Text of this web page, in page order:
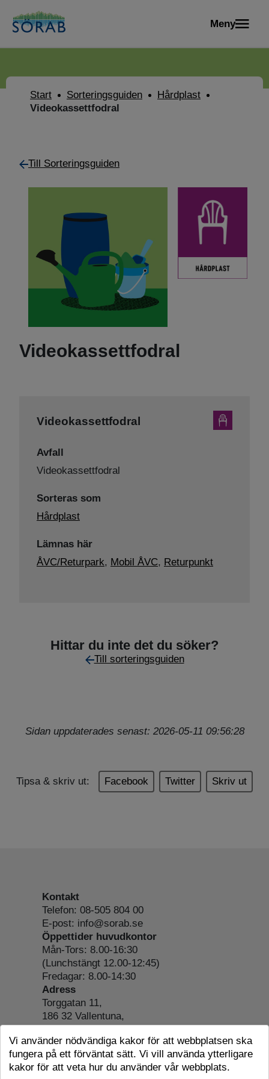
Meny
Start Sorteringsguiden
Hårdplast
Videokassettfodral
Till Sorteringsguiden
Videokassettfodral
Videokassettfodral
Avfall
Videokassettfodral
Sorteras som
Hårdplast
Lämnas här
ÅVC/Returpark, Mobil ÅVC, Returpunkt
Hittar du inte det du söker?
Till sorteringsguiden
Sidan uppdaterades senast: 2026-05-11 09:56:28
Tipsa & skriv ut: Facebook Twitter Skriv ut
Kontakt
Telefon: 08-505 804 00
E-post: info@sorab.se
Öppettider huvudkontor
Mån-Tors: 8.00-16:30
(Lunchstängt 12.00-12:45)
Fredagar: 8.00-14:30
Adress
Torggatan 11,
186 32 Vallentuna,
Org.nr: 556197-4022
Om webbplatsen
Tillgänglighetsredogörelse
Cookie-information
Vi använder nödvändiga kakor för att webbplatsen ska
fungera på ett förväntat sätt. Vi vill använda ytterligare
kakor för att veta hur du använder vår webbplats.